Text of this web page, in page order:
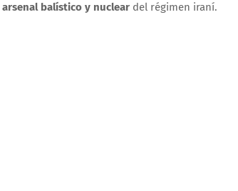
arsenal balístico y nuclear del régimen iraní.